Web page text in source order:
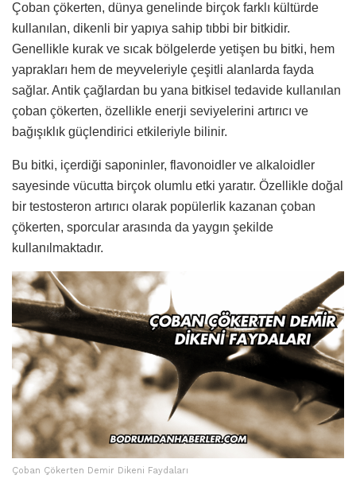
Çoban çökerten, dünya genelinde birçok farklı kültürde
kullanılan, dikenli bir yapıya sahip tıbbi bir bitkidir.
Genellikle kurak ve sıcak bölgelerde yetişen bu bitki, hem
yaprakları hem de meyveleriyle çeşitli alanlarda fayda
sağlar. Antik çağlardan bu yana bitkisel tedavide kullanılan
çoban çökerten, özellikle enerji seviyelerini artırıcı ve
bağışıklık güçlendirici etkileriyle bilinir.
Bu bitki, içerdiği saponinler, flavonoidler ve alkaloidler
sayesinde vücutta birçok olumlu etki yaratır. Özellikle doğal
bir testosteron artırıcı olarak popülerlik kazanan çoban
çökerten, sporcular arasında da yaygın şekilde
kullanılmaktadır.
Çoban Çökerten Demir Dikeni Faydaları